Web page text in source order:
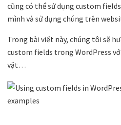
cũng có thể sử dụng custom
mình và sử dụng chúng trên
Trong bài viết này, chúng tôi sẽ
custom fields trong WordPress
vặt…